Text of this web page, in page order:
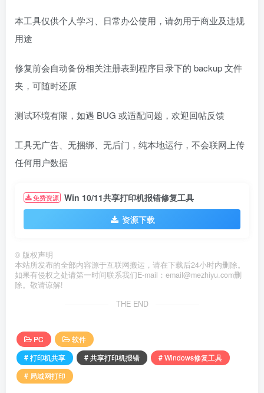
本工具仅供个人学习、日常办公使用，请勿用于商业及违规
用途
修复前会自动备份相关注册表到程序目录下的 backup 文件
夹，可随时还原
测试环境有限，如遇 BUG 或适配问题，欢迎回帖反馈
工具无广告、无捆绑、无后门，纯本地运行，不会联网上传
任何用户数据
免费资源 Win 10/11共享打印机报错修复工具
资源下载
© 版权声明
本站所发布的全部内容源于互联网搬运，请在下载后24小时内删除。
如果有侵权之处请第一时间联系我们E-mail：email@mezhiyu.com删
除。敬请谅解!
THE END
PC
软件
# 打印机共享
# 共享打印机报错
# Windows修复工具
# 局域网打印